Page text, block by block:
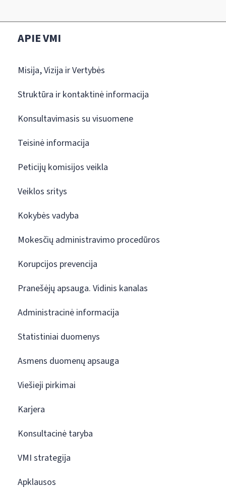
APIE VMI
Misija, Vizija ir Vertybės
Struktūra ir kontaktinė informacija
Konsultavimasis su visuomene
Teisinė informacija
Peticijų komisijos veikla
Veiklos sritys
Kokybės vadyba
Mokesčių administravimo procedūros
Korupcijos prevencija
Pranešėjų apsauga. Vidinis kanalas
Administracinė informacija
Statistiniai duomenys
Asmens duomenų apsauga
Viešieji pirkimai
Karjera
Konsultacinė taryba
VMI strategija
Apklausos